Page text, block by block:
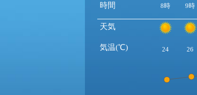
時間
天気
気温(℃)
8時 9時
24 26